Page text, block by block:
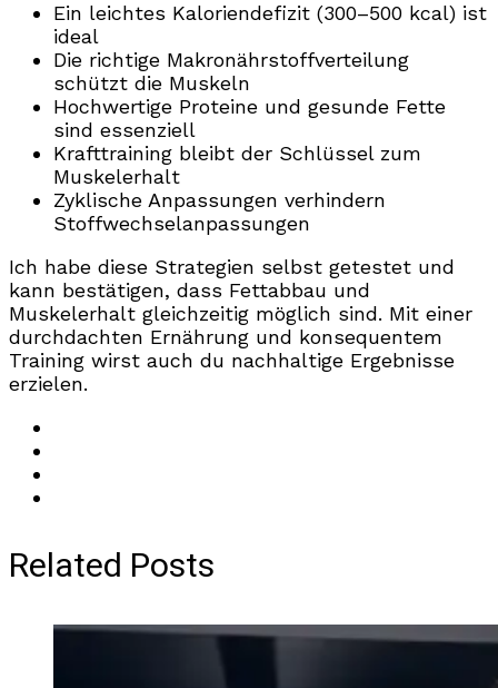
Ein leichtes Kaloriendefizit (300–500 kcal) ist
ideal
Die richtige Makronährstoffverteilung
schützt die Muskeln
Hochwertige Proteine und gesunde Fette
sind essenziell
Krafttraining bleibt der Schlüssel zum
Muskelerhalt
Zyklische Anpassungen verhindern
Stoffwechselanpassungen
Ich habe diese Strategien selbst getestet und
kann bestätigen, dass Fettabbau und
Muskelerhalt gleichzeitig möglich sind. Mit einer
durchdachten Ernährung und konsequentem
Training wirst auch du nachhaltige Ergebnisse
erzielen.
Related Posts